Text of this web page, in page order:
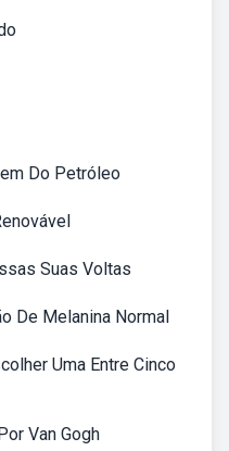
Do Petróleo
Suas Voltas
De Melanina Normal
Uma Entre Cinco
Van Gogh